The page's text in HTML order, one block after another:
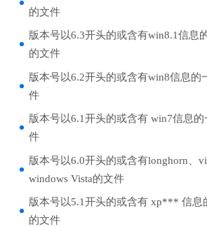
的文件
版本号以6.3开头的或含有win8.1信息
的文件
版本号以6.2开头的或含有win8信息的
件
版本号以6.1开头的或含有 win7信息
件
版本号以6.0开头的或含有longhorn、
windows Vista的文件
版本号以5.1开头的或含有 xp*** 信息
的文件